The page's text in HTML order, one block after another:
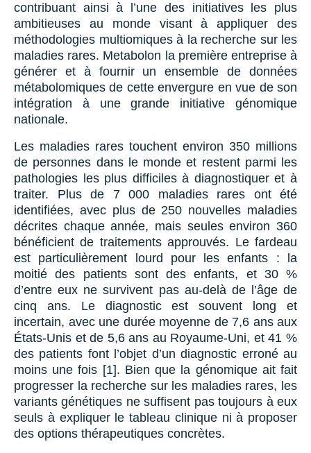
contribuant ainsi à l’une des initiatives les plus
ambitieuses au monde visant à appliquer des
méthodologies multiomiques à la recherche sur les
maladies rares. Metabolon la première entreprise à
générer et à fournir un ensemble de données
métabolomiques de cette envergure en vue de son
intégration à une grande initiative génomique
nationale.
Les maladies rares touchent environ 350 millions
de personnes dans le monde et restent parmi les
pathologies les plus difficiles à diagnostiquer et à
traiter. Plus de 7 000 maladies rares ont été
identifiées, avec plus de 250 nouvelles maladies
décrites chaque année, mais seules environ 360
bénéficient de traitements approuvés. Le fardeau
est particulièrement lourd pour les enfants : la
moitié des patients sont des enfants, et 30 %
d’entre eux ne survivent pas au-delà de l’âge de
cinq ans. Le diagnostic est souvent long et
incertain, avec une durée moyenne de 7,6 ans aux
États-Unis et de 5,6 ans au Royaume-Uni, et 41 %
des patients font l’objet d’un diagnostic erroné au
moins une fois [1]. Bien que la génomique ait fait
progresser la recherche sur les maladies rares, les
variants génétiques ne suffisent pas toujours à eux
seuls à expliquer le tableau clinique ni à proposer
des options thérapeutiques concrètes.